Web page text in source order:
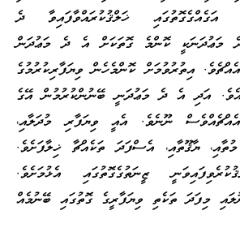
އަގެއްގެގޮތުގައި ޚަލްޤުކުރައްވާފައިވާ ދެ
މަޢުދަނަކީ ކޮންމެ ގޮތަކަށް އެ ދެ މަޢުދަން
އިތުރުވުމަށް ކޮންމެހެން ވިޔަފާރިކުރުމުގެ
އަދި އެ ދެ މަޢުދަނީ ބޭނުންކުރުމުން އޭގެ
ނޫނެވެ. އެއީ ވިޔަފާރި މުދަލާއި،
ޔާޤޫތާއި، އެސްފަދަ ތަކެއްޗާ ޚިލާފަށެވެ.
ޒީނަތުގެގޮތުގައި އެޅުމަށެވެ.
މިފަދަ ތަކެތި ވިޔަފާރީގެ ގޮތުގައި ބޭނުމެއް